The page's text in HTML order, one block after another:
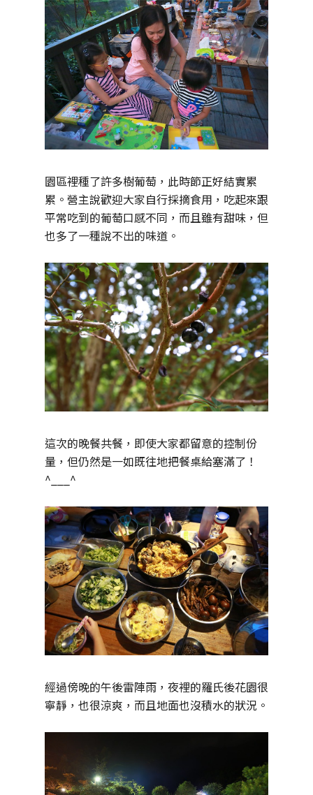
園區裡種了許多樹葡萄，此時節正好結實累
累。營主說歡迎大家自行採摘食用，吃起來跟
平常吃到的葡萄口感不同，而且雖有甜味，但
也多了一種說不出的味道。
這次的晚餐共餐，即使大家都留意的控制份
量，但仍然是一如既往地把餐桌給塞滿了！
^___^
經過傍晚的午後雷陣雨，夜裡的羅氏後花園很
寧靜，也很涼爽，而且地面也沒積水的狀況。